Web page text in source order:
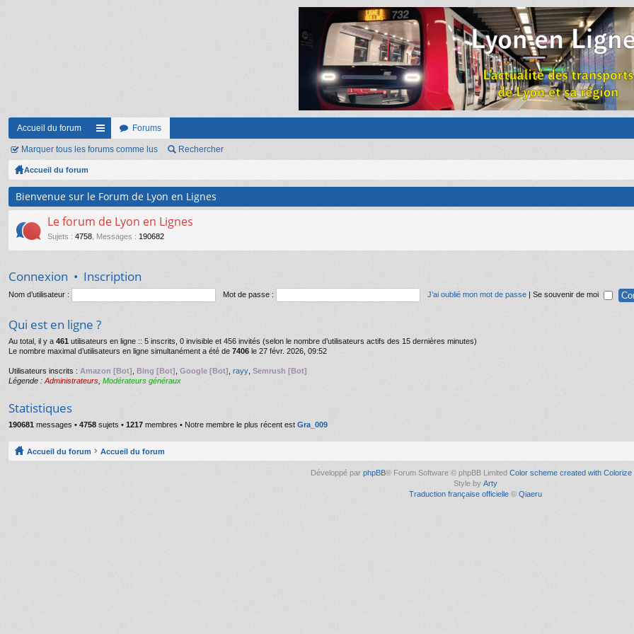
Accueil du forum
ac
ur
ci
s
Forums
Marquer tous les forums comme lus Rechercher
Accueil du forum
Bienvenue sur le Forum de Lyon en Lignes
Le forum de Lyon en Lignes
Sujets : 4758 Messages : 190682
Connexion • Inscription
Nom d’utilisateur : Mot de passe : J’ai oublié mon mot de passe | Se souvenir de moi
Qui est en ligne ?
Au total, il y a 461 utilisateurs en ligne :: 5 inscrits, 0 invisible et 456 invités (selon le nombre d’utilisateurs actifs des 15 dernières minutes)
Le nombre maximal d’utilisateurs en ligne simultanément a été de 7406 le 27 févr. 2026, 09:52
Utilisateurs inscrits : Amazon [Bot] Bing [Bot] Google [Bot] rayy Semrush [Bot]
Légende : Administrateurs Modérateurs généraux
Statistiques
190681 messages • 4758 sujets • 1217 membres • Notre membre le plus récent est Gra_009
Accueil du forum Accueil du forum
Développé par phpBB® Forum Software © phpBB Limited Color scheme created with Colorize
Style by Arty
Traduction française officielle © Qiaeru